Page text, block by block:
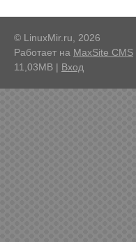
© LinuxMir.ru, 2026
Работает на MaxSite CMS
11,03MB | Вход